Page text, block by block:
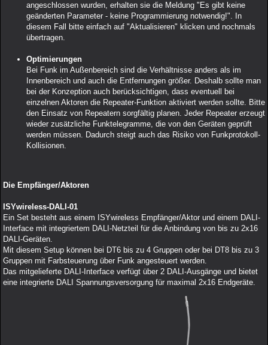
angeschlossen wurden, erhalten sie die Meldung "Es gibt keine
geänderten Parameter - keine Programmierung notwendig!". In
diesem Fall bitte einfach auf "Aktualisieren" klicken und nochmals
übertragen.
Optimierungen
Bei Funk im Außenbereich sind die Verhältnisse anders als im
Innenbereich und auch die Entfernungen größer. Deshalb sollte man
bei der Konzeption auch berücksichtigen, dass eventuell bei
einzelnen Aktoren die Repeater-Funktion aktiviert werden sollte. Bitte
den Einsatz von Repeatern sorgfältig planen. Jeder Repeater erzeugt
wieder zusätzliche Funktelegramme, die von den Geräten geprüft
werden müssen. Dadurch steigt auch das Risiko von Funkprotokoll-
Kollisionen.
Die Empfänger/Aktoren
ISYwireless-DALI-01
Ein Set besteht aus einem ISYwireless Empfänger/Aktor und einem DALI-
Interface mit integriertem DALI-Netzteil für die Anbindung von bis zu 2x16
DALI-Geräten.
Mit diesem Setup können bei DT6 bis zu 4 Gruppen oder bei DT8 bis zu 3
Gruppen mit Farbsteuerung über Funk angesteuert werden.
Das mitgelieferte DALI-Interface verfügt über 2 DALI-Ausgänge und bietet
eine integrierte DALI Spannungsversorgung für maximal 2x16 Endgeräte.